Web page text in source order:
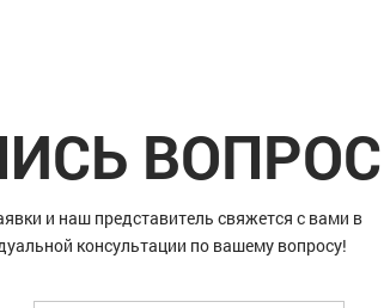
и наш представитель свяжется с вами в
консультации по вашему вопросу!